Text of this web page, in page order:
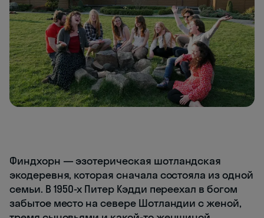
Финдхорн — эзотерическая шотландская
экодеревня, которая сначала состояла из одной
семьи. В 1950-х Питер Кэдди переехал в богом
забытое место на севере Шотландии с женой,